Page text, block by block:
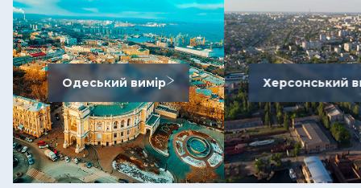
Одеський вимір Херсонський